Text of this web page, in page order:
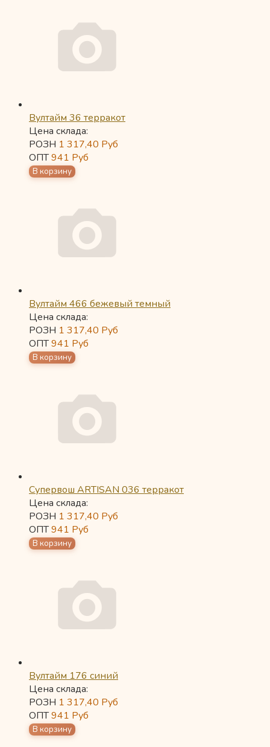
Вултайм 36 терракот
Цена склада:
РОЗН 1 317,40 Руб
ОПТ941 Руб
Вултайм 466 бежевый темный
Цена склада:
РОЗН 1 317,40 Руб
ОПТ941 Руб
Супервош ARTISAN 036 терракот
Цена склада:
РОЗН 1 317,40 Руб
ОПТ941 Руб
Вултайм 176 синий
Цена склада:
РОЗН 1 317,40 Руб
ОПТ941 Руб